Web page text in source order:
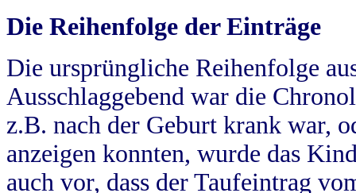
Die Reihenfolge der Einträge
Die ursprüngliche Reihenfolge
Ausschlaggebend war die
z.B. nach der Geburt krank war,
anzeigen konnten, wurde das
auch vor, dass der Taufeintrag